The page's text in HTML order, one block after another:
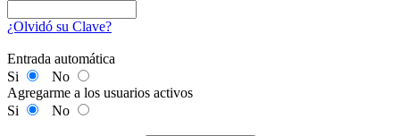
¿Olvidó su Clave?
Entrada automática
Si
No
Agregarme a los usuarios activos
Si
No